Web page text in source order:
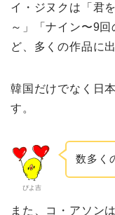
イ・ジヌクは「君
～」「ナイン〜9
ど、多くの作品に
韓国だけでなく日
す。
ぴよ吉
数多く
また、コ・アソン